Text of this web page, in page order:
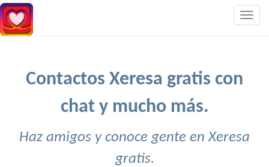
Contactos Xeresa gratis con
chat y mucho más.
Haz amigos y conoce gente en Xeresa
gratis.